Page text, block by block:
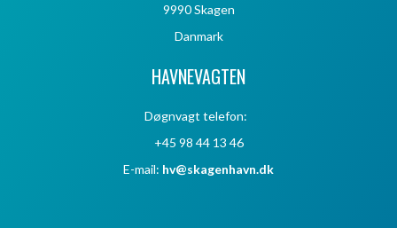
9990 Skagen
Danmark
HAVNEVAGTEN
Døgnvagt telefon:
+45 98 44 13 46
E-mail: hv@skagenhavn.dk